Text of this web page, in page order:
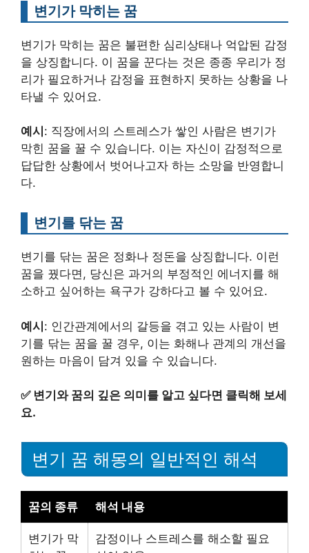
변기가 막히는 꿈
변기가 막히는 꿈은 불편한 심리상태나 억압된 감정
을 상징합니다. 이 꿈을 꾼다는 것은 종종 우리가 정
리가 필요하거나 감정을 표현하지 못하는 상황을 나
타낼 수 있어요.
예시 : 직장에서의 스트레스가 쌓인 사람은 변기가
막힌 꿈을 꿀 수 있습니다. 이는 자신이 감정적으로
답답한 상황에서 벗어나고자 하는 소망을 반영합니
다.
변기를 닦는 꿈
변기를 닦는 꿈은 정화나 정돈을 상징합니다. 이런
꿈을 꿨다면, 당신은 과거의 부정적인 에너지를 해
소하고 싶어하는 욕구가 강하다고 볼 수 있어요.
예시: 인간관계에서의 갈등을 겪고 있는 사람이 변
기를 닦는 꿈을 꿀 경우, 이는 화해나 관계의 개선을
원하는 마음이 담겨 있을 수 있습니다.
✅ 변기와 꿈의 깊은 의미를 알고 싶다면 클릭해 보세
요.
변기 꿈 해몽의 일반적인 해석
꿈의 종류 해석 내용
변기가 막
감정이나 스트레스를 해소할 필요